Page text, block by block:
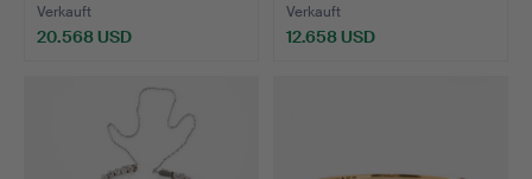
Verkauft
20.568 USD
Verkauft
12.658 USD